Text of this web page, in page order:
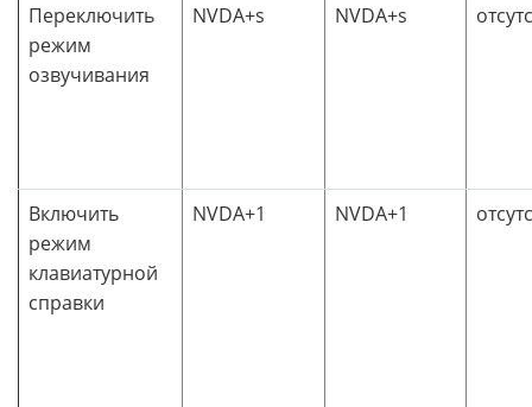
Переключить
режим
озвучивания
NVDA+s NVDA+s
Включить
режим
клавиатурной
справки
NVDA+1 NVDA+1